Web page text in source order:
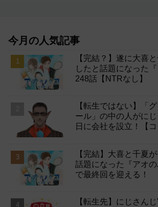
今月の人気記事
【完結？】遂に大喜
したと話題になった『
248話【NTRなし】
【転生ではない】「
ール」の中の人がに
日に会社を設立！【コ
【完結】大喜と千夏
話題になった『アオ
で最終回を迎える！
【転生先】にじさん